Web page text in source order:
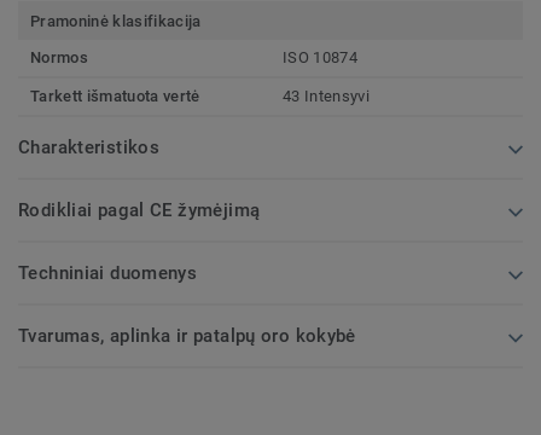
Pramoninė klasifikacija
Normos
ISO 10874
Tarkett išmatuota vertė 43 Intensyvi
Charakteristikos
Rodikliai pagal CE žymėjimą
Techniniai duomenys
Tvarumas, aplinka ir patalpų oro kokybė